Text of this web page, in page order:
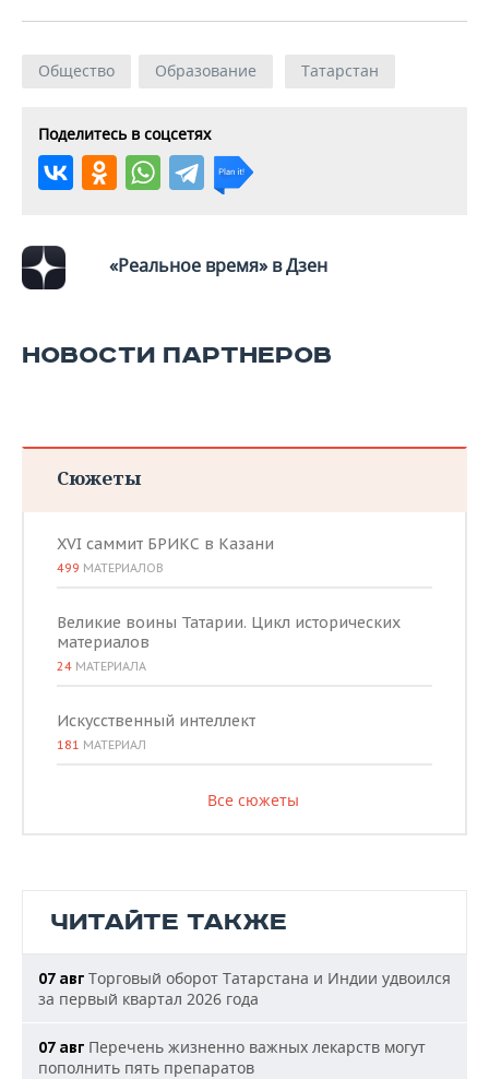
Общество Образование Татарстан
Поделитесь в соцсетях
«Реальное время» в Дзен
НОВОСТИ ПАРТНЕРОВ
Сюжеты
XVI саммит БРИКС в Казани
499 МАТЕРИАЛОВ
Великие воины Татарии. Цикл исторических
материалов
24 МАТЕРИАЛА
Искусственный интеллект
181 МАТЕРИАЛ
Все сюжеты
ЧИТАЙТЕ ТАКЖЕ
07 авг Торговый оборот Татарстана и Индии удвоился
за первый квартал 2026 года
07 авг Перечень жизненно важных лекарств могут
пополнить пять препаратов